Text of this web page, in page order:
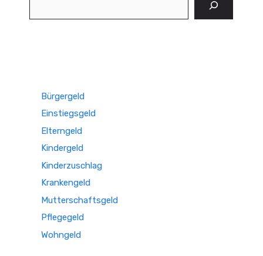
Bürgergeld
Einstiegsgeld
Elterngeld
Kindergeld
Kinderzuschlag
Krankengeld
Mutterschaftsgeld
Pflegegeld
Wohngeld